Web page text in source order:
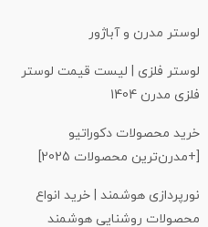
لوستر مدرن و آباژور
لوستر فلزی | لیست قیمت لوستر
فلزی مدرن 1404
خرید محصولات دکوراتیو
[+مدرن‌ترین محصولات 2025]
نورپردازی هوشمند | خرید انواع
محصولات روشنایی هوشمند